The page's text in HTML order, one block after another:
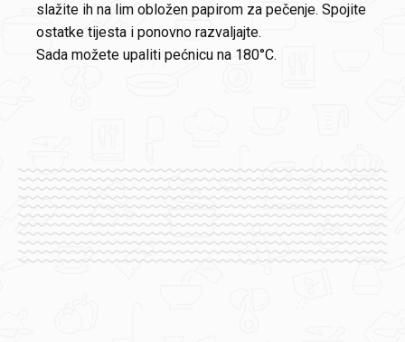
slažite ih na lim obložen papirom za pečenje. Spojite
ostatke tijesta i ponovno razvaljajte.
Sada možete upaliti pećnicu na 180°C.